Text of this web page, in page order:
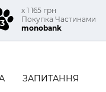
х 1 165 грн
Покупка Частинами
monobank
ЗАПИТАННЯ